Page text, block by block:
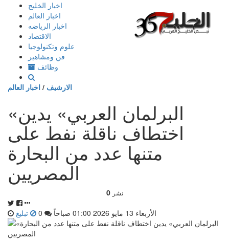
إذهب
المحتوى
اخبار الخليج
اخبار العالم
اخبار الرياضه
الاقتصاد
علوم وتكنولوجيا
فن ومشاهير
وظائف
الارشيف / اخبار العالم
«البرلمان العربي» يدين
اختطاف ناقلة نفط على
متنها عدد من البحارة
المصريين
0 نشر
الأربعاء 13 مايو 2026 01:00 صباحاً تبليغ